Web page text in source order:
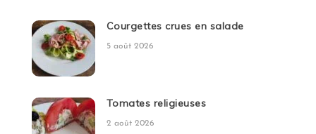
Courgettes crues en salade
5 août 2026
Tomates religieuses
2 août 2026